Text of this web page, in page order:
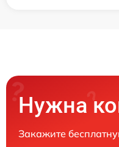
Нужна
Закажите